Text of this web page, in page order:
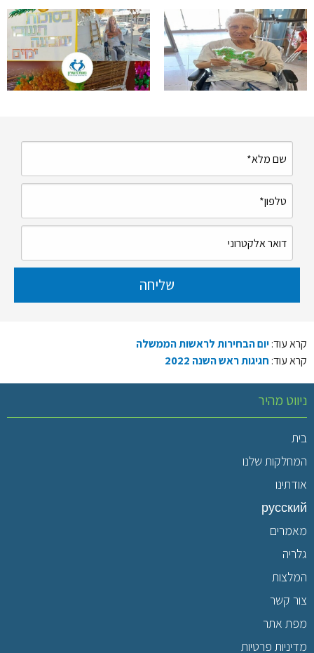
קרא עוד:יום הבחירות לראשות הממשלה
קרא עוד: חגיגות ראש השנה 2022
ניווט מהיר
בית
המחלקות שלנו
אודתינו
русский
מאמרים
גלריה
המלצות
צור קשר
מפת אתר
מדיניות פרטיות